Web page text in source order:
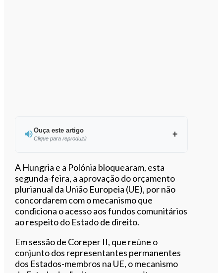
Ouça este artigo
Clique para reproduzir
Ouvir este artigo
A Hungria e a Polónia bloquearam, esta
segunda-feira, a aprovação do orçamento
plurianual da União Europeia (UE), por não
concordarem com o mecanismo que
condiciona o acesso aos fundos comunitários
ao respeito do Estado de direito.
Em sessão de Coreper II, que reúne o
conjunto dos representantes permanentes
dos Estados-membros na UE, o mecanismo